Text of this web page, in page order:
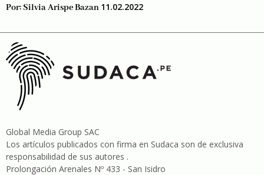
Por:Silvia Arispe Bazan 11.02.2022
Global Media Group SAC
Los artículos publicados con firma en Sudaca son de exclusiva
responsabilidad de sus autores .
Prolongación Arenales Nº 433 - San Isidro